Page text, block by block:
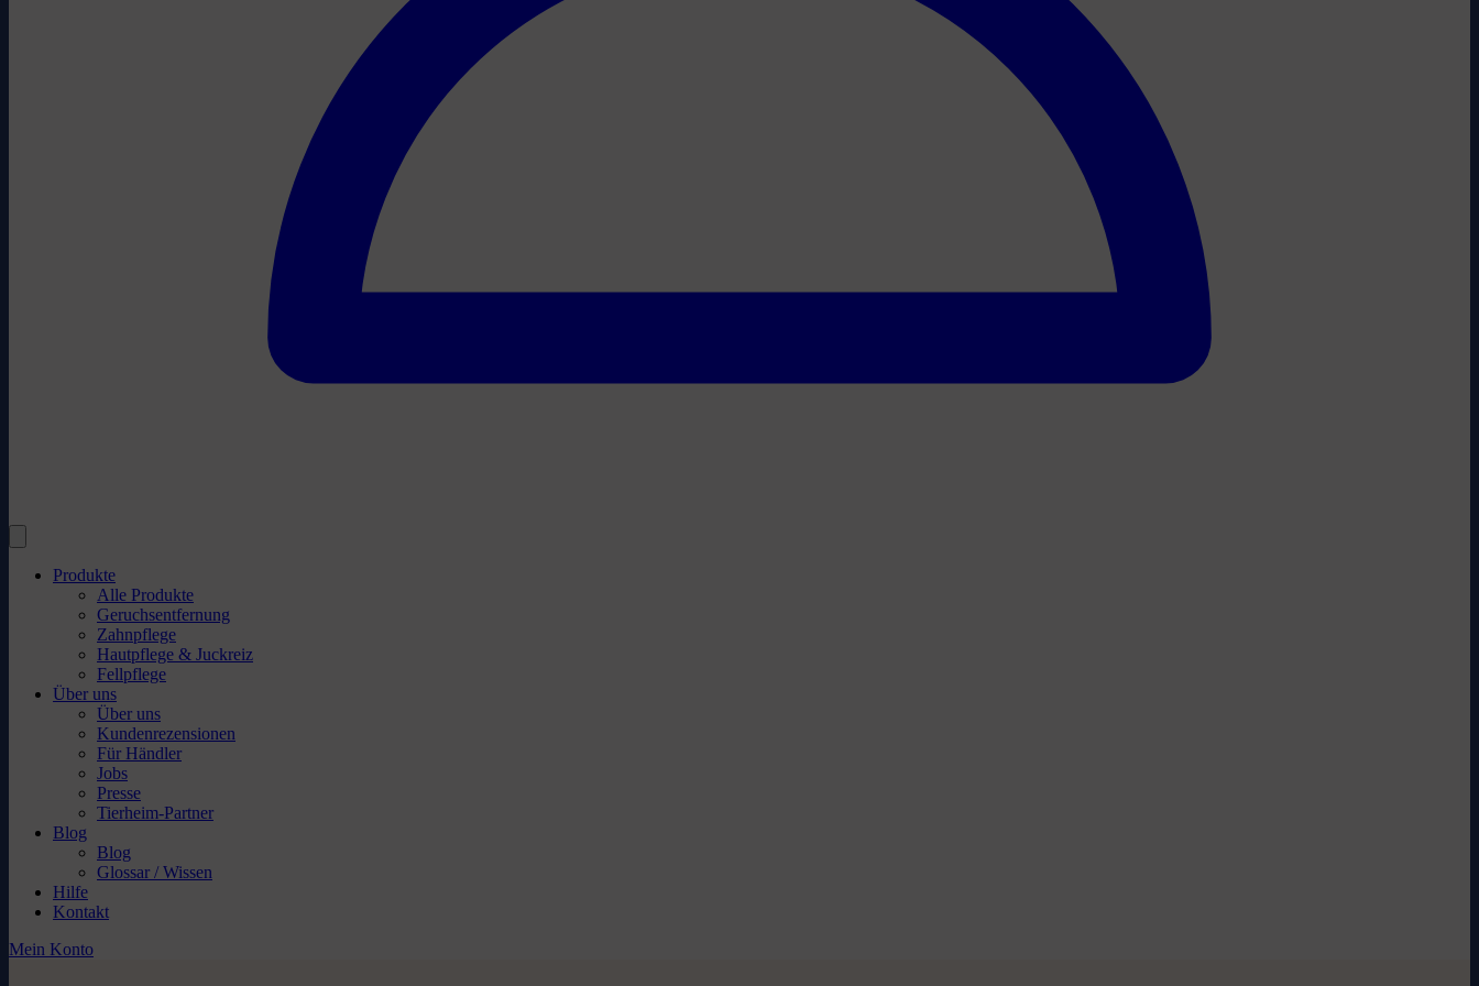
Produkte
Alle Produkte
Geruchsentfernung
Zahnpflege
Hautpflege & Juckreiz
Fellpflege
Über uns
Über uns
Kundenrezensionen
Für Händler
Jobs
Presse
Tierheim-Partner
Blog
Blog
Glossar / Wissen
Hilfe
Kontakt
Mein Konto